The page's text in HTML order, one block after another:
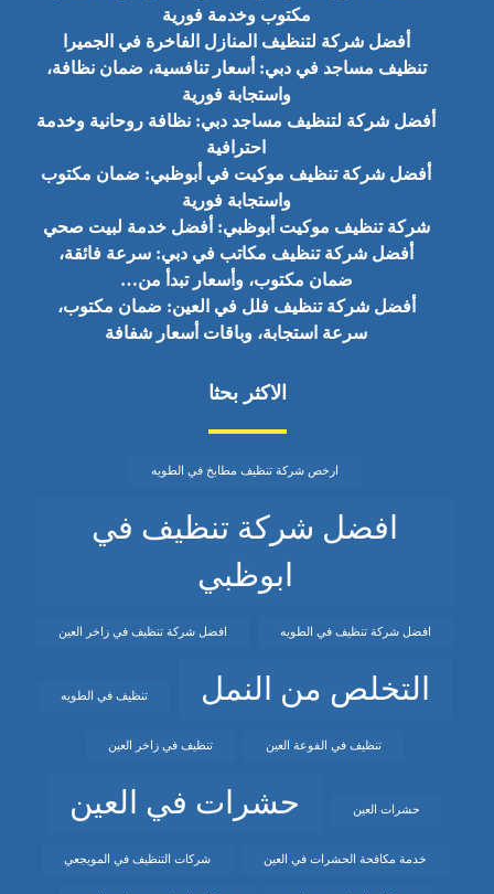
مكتوب وخدمة فورية
أفضل شركة لتنظيف المنازل الفاخرة في الجميرا
تنظيف مساجد في دبي: أسعار تنافسية، ضمان نظافة،
واستجابة فورية
أفضل شركة لتنظيف مساجد دبي: نظافة روحانية وخدمة
احترافية
أفضل شركة تنظيف موكيت في أبوظبي: ضمان مكتوب
واستجابة فورية
شركة تنظيف موكيت أبوظبي: أفضل خدمة لبيت صحي
أفضل شركة تنظيف مكاتب في دبي: سرعة فائقة،
ضمان مكتوب، وأسعار تبدأ من…
أفضل شركة تنظيف فلل في العين: ضمان مكتوب،
سرعة استجابة، وباقات أسعار شفافة
الاكثر بحثا
ارخص شركة تنظيف مطابخ في الطويه
افضل شركة تنظيف في
ابوظبي
افضل شركة تنظيف في الطويه افضل شركة تنظيف في زاخر العين
التخلص من النمل تنظيف في الطويه
تنظيف في الفوعة العين تنظيف في زاخر العين
حشرات العين حشرات في العين
خدمة مكافحة الحشرات في العين شركات التنظيف في المويجعي